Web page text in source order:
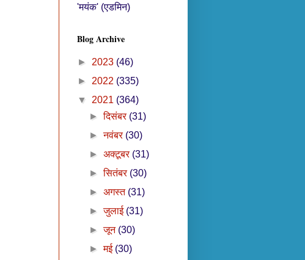
'मयंक' (एडमिन)
Blog Archive
► 2023 (46)
► 2022 (335)
▼ 2021 (364)
►दिसंबर (31)
►नवंबर (30)
► अक्टूबर (31)
►सितंबर (30)
► अगस्त (31)
►जुलाई (31)
►जून (30)
►मई (30)